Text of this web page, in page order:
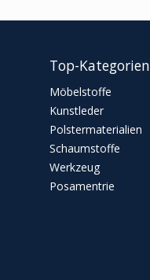
Top-Kategorien
Möbelstoffe
Kunstleder
Polstermaterialien
Schaumstoffe
Werkzeug
Posamentrie